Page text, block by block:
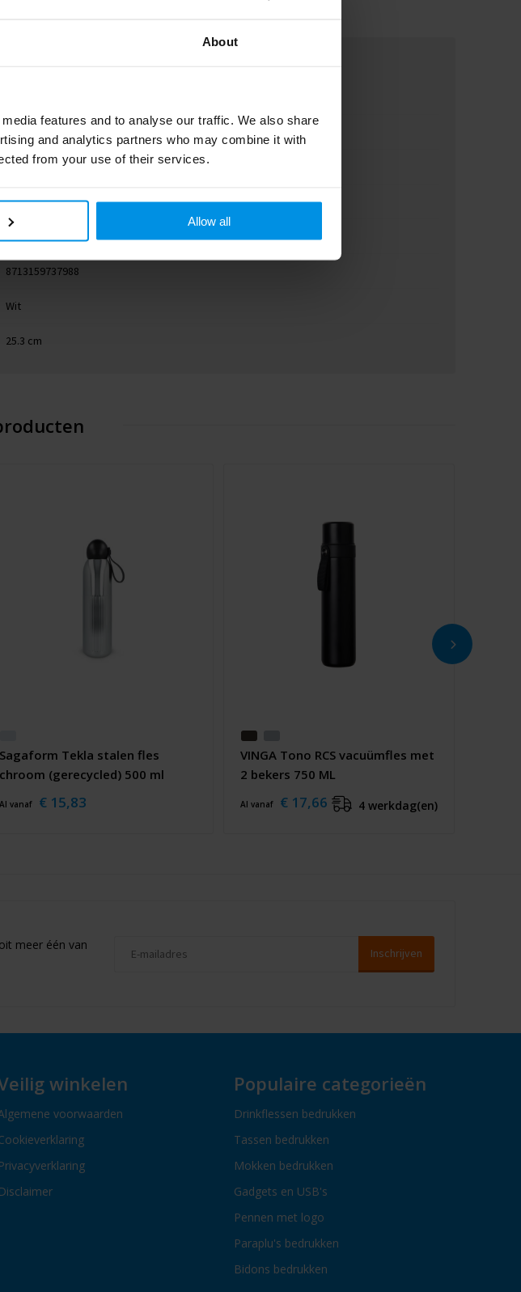
About
features and to analyse our traffic. We also share
and analytics partners who may combine it with
from your use of their services.
Allow all
Larq
325 g
Roestvrij staal
7.45 cm
8713159737988
Wit
25.3 cm
Sagaform Tekla stalen fles
chroom (gerecycled) 500 ml
Al vanaf € 15,83
VINGA Tono RCS vacuümfles met
2 bekers 750 ML
Al vanaf € 17,66 4 werkdag(en)
meer één van
winkelen
voorwaarden
Privacyverklaring
Disclaimer
Populaire categorieën
Drinkflessen bedrukken
Tassen bedrukken
Mokken bedrukken
Gadgets en USB's
Pennen met logo
Paraplu's bedrukken
Bidons bedrukken